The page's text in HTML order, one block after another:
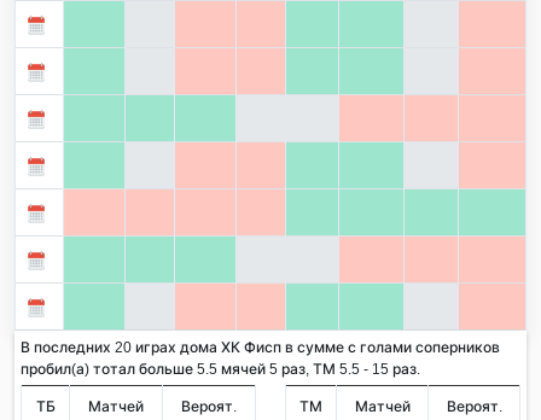
В последних 20 играх дома ХК Фисп в сумме с голами соперников
пробил(а) тотал больше 5.5 мячей 5 раз, ТМ 5.5 - 15 раз.
ТБ Матчей Вероят. ТМ Матчей Вероят.